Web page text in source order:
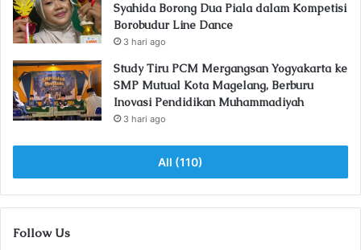
Syahida Borong Dua Piala dalam Kompetisi
Borobudur Line Dance
3 hari ago
Study Tiru PCM Mergangsan Yogyakarta ke
SMP Mutual Kota Magelang, Berburu
Inovasi Pendidikan Muhammadiyah
3 hari ago
All (110)
Follow Us